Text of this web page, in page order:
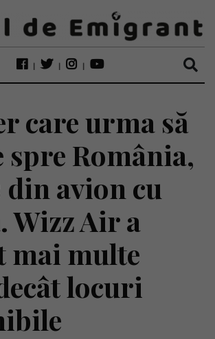
care urma să
spre România,
din avion cu
Wizz Air a
mai multe
locuri